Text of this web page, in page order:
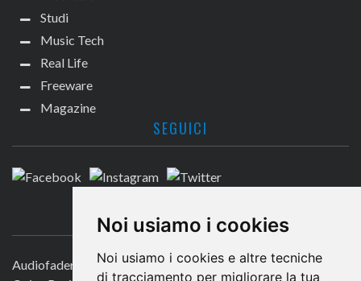
Noi usiamo i cookies
Noi usiamo i cookies e altre tecniche
di tracciamento per migliorare la tua
Studi
Music Tech
Real Life
Freeware
Magazine
SEGUICI
CONTATTACI
Audiofader.com